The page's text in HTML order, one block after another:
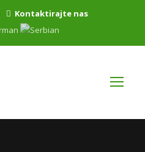
Kontaktirajte nas